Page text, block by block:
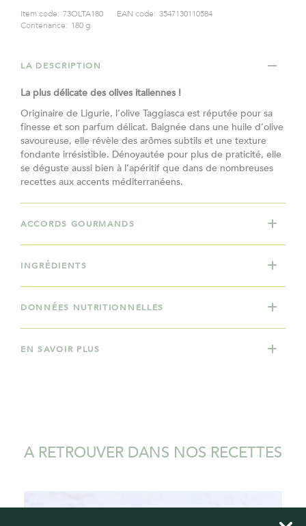
Item code: 73OLTA180 EAN code: 3547130110584
Contenance: 180 g
LA DESCRIPTION
La plus délicate des olives italiennes !
Originaire de Ligurie, l’olive Taggiasca est réputée pour sa
finesse et son parfum délicat. Baignée dans une huile d’olive
savoureuse, elle révèle des arômes subtils et une texture
fondante irrésistible. Dénoyautée pour plus de praticité, elle
se déguste aussi bien à l’apéritif que dans de nombreuses
recettes aux accents méditerranéens.
ACCORDS GOURMANDS
INGRÉDIENTS
DONNÉES NUTRITIONNELLES
EN SAVOIR PLUS
A RETROUVER DANS NOS RECETTES